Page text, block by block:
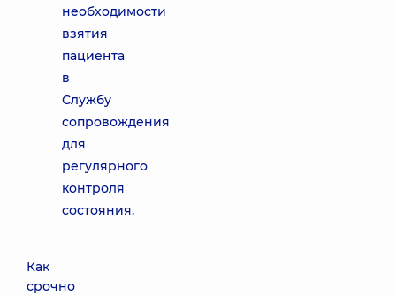
необходимости
взятия
пациента
в
Службу
сопровождения
для
регулярного
контроля
состояния.
Как
срочно